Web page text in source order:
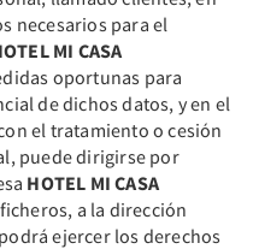
necesarios para el
MI CASA
oportunas para
de dichos datos, y en el
el tratamiento o cesión
puede dirigirse por
HOTEL MI CASA
a la dirección
ejercer los derechos